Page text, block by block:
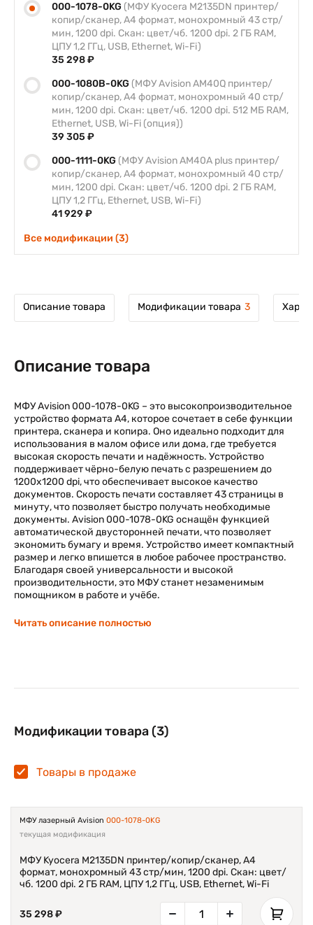
000-1078-0KG (МФУ Kyocera M2135DN принтер/
копир/сканер, А4 формат, монохромный 43 стр/
мин, 1200 dpi. Скан: цвет/чб. 1200 dpi. 2 ГБ RAM,
ЦПУ 1,2 ГГц, USB, Ethernet, Wi-Fi)
35 298 ₽
000-1080B-0KG (МФУ Avision AM40Q принтер/
копир/сканер, А4 формат, монохромный 40 стр/
мин, 1200 dpi. Скан: цвет/чб. 1200 dpi. 512 МБ RAM,
Ethernet, USB, Wi-Fi (опция))
39 305 ₽
000-1111-0KG (МФУ Avision AM40A plus принтер/
копир/сканер, А4 формат, монохромный 40 стр/
мин, 1200 dpi. Скан: цвет/чб. 1200 dpi. 2 ГБ RAM,
ЦПУ 1,2 ГГц, Ethernet, USB, Wi-Fi)
41 929 ₽
Все модификации (3)
Описание товара Модификации товара 3
Описание товара
МФУ Avision 000-1078-0KG – это высокопроизводительное
устройство формата А4, которое сочетает в себе функции
принтера, сканера и копира. Оно идеально подходит для
использования в малом офисе или дома, где требуется
высокая скорость печати и надёжность. Устройство
поддерживает чёрно-белую печать с разрешением до
1200x1200 dpi, что обеспечивает высокое качество
документов. Скорость печати составляет 43 страницы в
минуту, что позволяет быстро получать необходимые
документы. Avision 000-1078-0KG оснащён функцией
автоматической двусторонней печати, что позволяет
экономить бумагу и время. Устройство имеет компактный
размер и легко впишется в любое рабочее пространство.
Благодаря своей универсальности и высокой
производительности, это МФУ станет незаменимым
помощником в работе и учёбе.
Читать описание полностью
Модификации товара (3)
Товары в продаже
МФУ лазерный Avision 000-1078-0KG
текущая модификация
МФУ Kyocera M2135DN принтер/копир/сканер, А4
формат, монохромный 43 стр/мин, 1200 dpi. Скан: цвет/
чб. 1200 dpi. 2 ГБ RAM, ЦПУ 1,2 ГГц, USB, Ethernet, Wi-Fi
35 298 ₽